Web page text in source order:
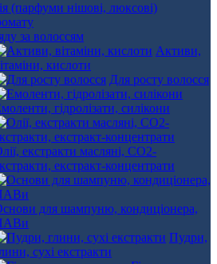
(парфуми нішові, люксові)
за волоссям
Активи,
кислоти
Для росту волосся
гідролізати, силікони
екстракти масляні, СО2-
екстракт-концентрати
для шампуню, кондиціонера,
Пудри,
сухі екстракти